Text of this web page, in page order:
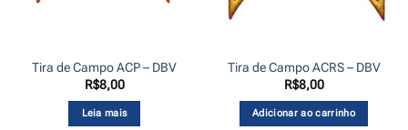
Tira de Campo ACP – DBV
R$8,00
Leia mais
Tira de Campo ACRS – DBV
R$8,00
Adicionar ao carrinho